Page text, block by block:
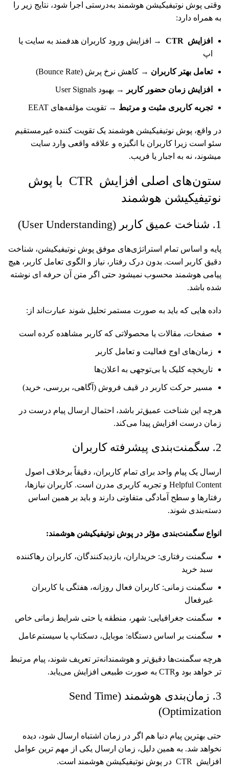
وقتی پوش نوتیفیکیشن هوشمند به‌درستی اجرا شود، نتایج زیر را
به همراه دارد:
افزایش
→ افزایش ورود کاربران هدفمند به سایت یا
اپ
تعامل بهتر کاربران → کاهش نرخ پرش (Bounce Rate)
افزایش زمان حضور کاربر → بهبود User Signals
تجربه کاربری مثبت و مرتبط → تقویت مؤلفه‌های EEAT
در واقع، پوش نوتیفیکیشن هوشمند یک تقویت کننده غیرمستقیم
سئو است زیرا کاربران با انگیزه و علاقه واقعی وارد سایت
میشوند، نه به اجبار یا فریب.
ستون‌های اصلی افزایش CTR با پوش
نوتیفیکیشن هوشمند
1. شناخت عمیق کاربر (User Understanding)
پایه و اساس تمام استراتژی‌های موفق پوش نوتیفیکیشن، شناخت
دقیق کاربر است. بدون درک رفتار، نیاز و الگوی تعامل کاربر، هیچ
پیامی هوشمند محسوب نمیشود حتی اگر متن آن حرفه ای نوشته
شده باشد.
داده هایی که باید به صورت مستمر تحلیل شوند عبارت‌اند از:
صفحات، مقالات یا محصولاتی که کاربر مشاهده کرده است
زمان‌های اوج فعالیت و تعامل کاربر
تاریخچه کلیک یا بی‌توجهی به اعلان‌ها
مسیر حرکت کاربر در قیف فروش (آگاهی، بررسی، خرید)
هرچه این شناخت عمیق‌تر باشد، احتمال ارسال پیام درست در
زمان درست افزایش پیدا می‌کند.
2. سگمنت‌بندی پیشرفته کاربران
ارسال یک پیام واحد برای تمام کاربران، دقیقاً برخلاف اصول
Helpful Content و تجربه کاربری مدرن است. کاربران نیازها،
رفتارها و سطح آمادگی متفاوتی دارند و باید بر همین اساس
دسته‌بندی شوند.
انواع سگمنت‌بندی مؤثر در پوش نوتیفیکیشن هوشمند:
سگمنت رفتاری: خریداران، بازدیدکنندگان، کاربران رهاکننده
سبد خرید
سگمنت زمانی: کاربران فعال روزانه، هفتگی یا کاربران
غیرفعال
سگمنت جغرافیایی: شهر، منطقه یا حتی شرایط زمانی خاص
سگمنت بر اساس دستگاه: موبایل، دسکتاپ یا سیستم‌عامل
هرچه سگمنت‌ها دقیق‌تر و هوشمندانه‌تر تعریف شوند، پیام مرتبط
تر خواهد بود وCTR به صورت طبیعی افزایش می‌یابد.
3. زمان‌بندی هوشمند (Send Time
Optimization)
حتی بهترین پیام دنیا هم اگر در زمان اشتباه ارسال شود، دیده
نخواهد شد. به همین دلیل، زمان ارسال یکی از مهم ترین عوامل
افزایش CTR در پوش نوتیفیکیشن هوشمند است.